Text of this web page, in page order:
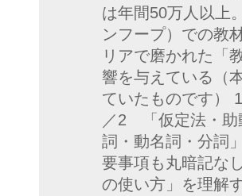
は年間50万人以上
ンフープ）での教
リアで磨かれた「
響を与えている（
ていたものです）
／2 「仮定法・助
詞・動名詞・分詞
要事項も丸暗記な
の使い方」を理解